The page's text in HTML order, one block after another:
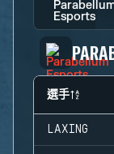
選手
LAXING